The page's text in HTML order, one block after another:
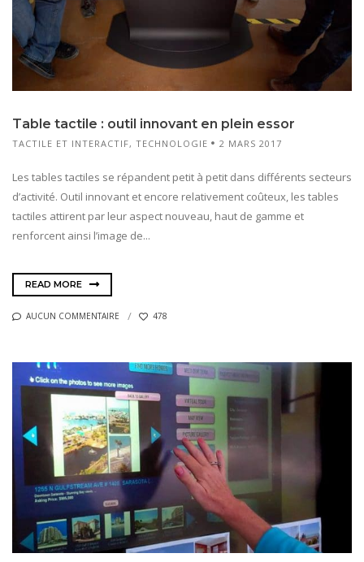
Table tactile : outil innovant en plein essor
TACTILE ET INTERACTIF, TECHNOLOGIE 2 MARS 2017
Les tables tactiles se répandent petit à petit dans différents secteurs
d’activité. Outil innovant et encore relativement coûteux, les tables
tactiles attirent par leur aspect nouveau, haut de gamme et
renforcent ainsi l’image de...
READ MORE
AUCUN COMMENTAIRE 478